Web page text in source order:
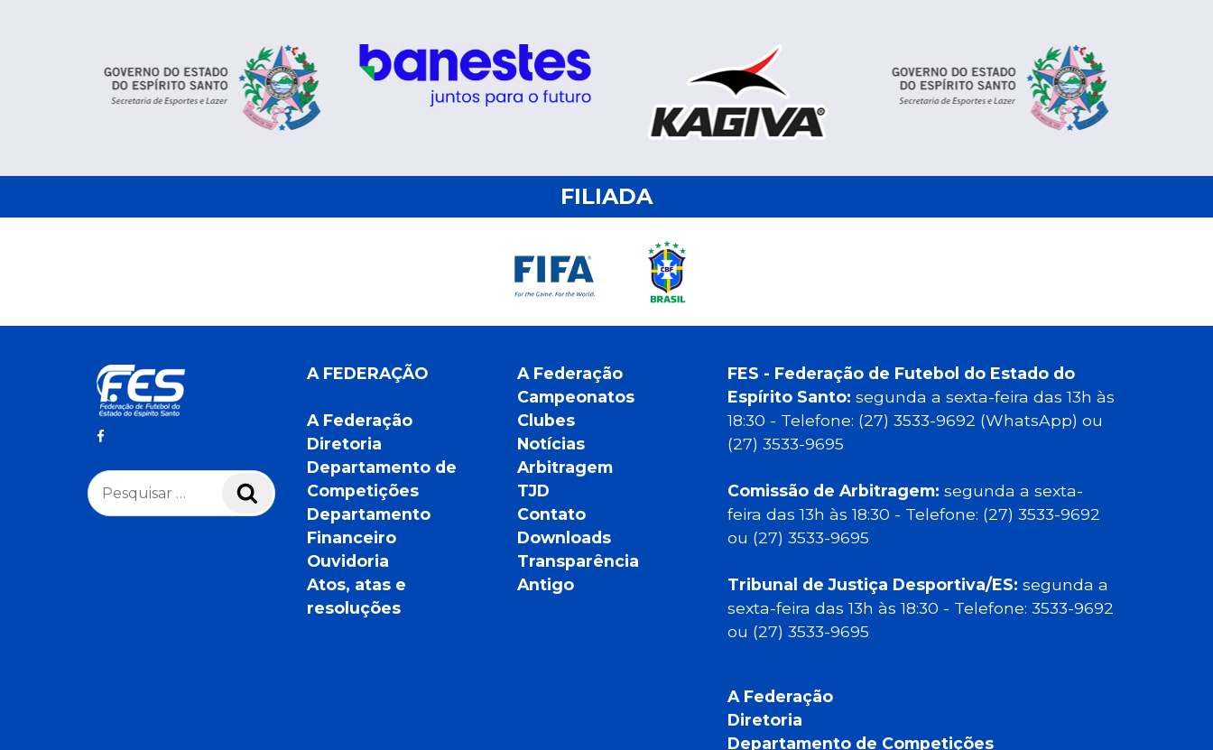
FILIADA
Pesquisar
por:
Pesquisar
A FEDERAÇÃO
A Federação
Diretoria
Departamento de
Competições
Departamento
Financeiro
Ouvidoria
Atos, atas e
resoluções
A Federação
Campeonatos
Clubes
Notícias
Arbitragem
TJD
Contato
Downloads
Transparência
Antigo
FES - Federação de Futebol do Estado do
Espírito Santo: segunda a sexta-feira das 13h às
18:30 - Telefone: (27) 3533-9692 (WhatsApp) ou
(27) 3533-9695
Comissão de Arbitragem: segunda a sexta-
feira das 13h às 18:30 - Telefone: (27) 3533-9692
ou (27) 3533-9695
Tribunal de Justiça Desportiva/ES: segunda a
sexta-feira das 13h às 18:30 - Telefone: 3533-9692
ou (27) 3533-9695
A Federação
Diretoria
Departamento de Competições